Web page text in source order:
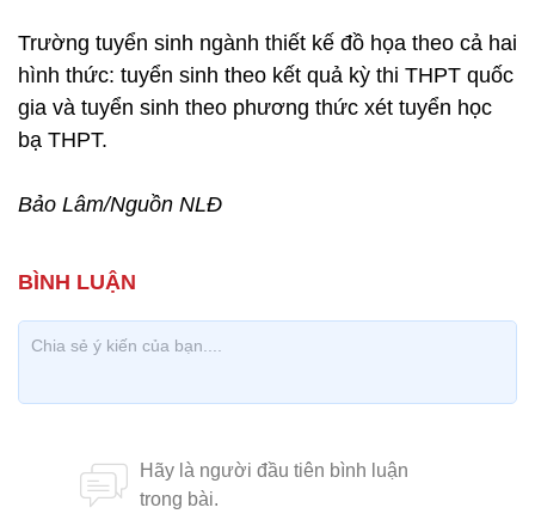
Trường tuyển sinh ngành thiết kế đồ họa theo cả hai
hình thức: tuyển sinh theo kết quả kỳ thi THPT quốc
gia và tuyển sinh theo phương thức xét tuyển học
bạ THPT.
Bảo Lâm/Nguồn NLĐ